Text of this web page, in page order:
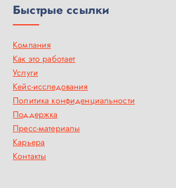
Быстрые ссылки
Компания
Как это работает
Услуги
Кейс-исследования
Политика конфиденциальности
Поддержка
Пресс-материалы
Карьера
Контакты